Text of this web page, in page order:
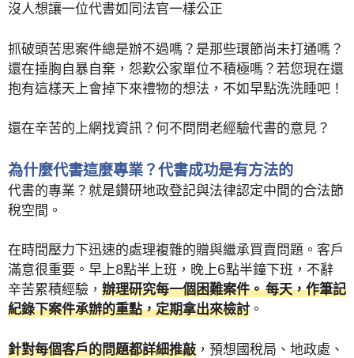
沒人想讓一位代書如同法官一樣公正
抓破頭苦思案件總是辦不過嗎？是那些環節尚未打通嗎？
還在捶胸自暴自棄，怨歎公家單位不積極嗎？若您現在還
抱有這樣天上會掉下來禮物的想法，不如早點洗洗睡吧！
還在辛苦的上網找資訊？何不問問老經驗代書的意見？
為什麼代書這麼專業？代書成功是有方法的
代書的專業？就是鑽研地政登記與法律認定中間的合法節
稅空間。
在時間壓力下迅速的處理複雜的贈與繼承買賣問題。客戶
滿意很重要。早上8點半上班，晚上6點半鐘下班，不辭
辛苦累積經驗， 辦理研究每一個困難案件。 每天，作筆記
紀錄下案件承辦的重點，定期拿出來檢討 。
針對每個客戶的問題都詳細推敲 ，預想國稅局、地政處、